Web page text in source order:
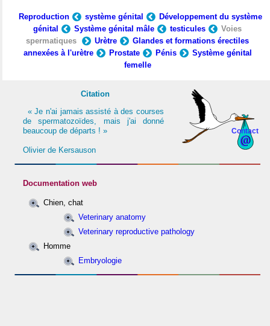
Reproduction système génital
Développement du système
génital
Système génital mâle testicules
Voies
spermatiques
Urètre
Glandes et formations érectiles
annexées à l'urètre
Prostate Pénis
Système génital
femelle
Contact
Citation
« Je n'ai jamais assisté à des courses
de spermatozoïdes, mais j'ai donné
beaucoup de départs ! »
Olivier de Kersauson
Documentation web
Chien, chat
Veterinary anatomy
Veterinary reproductive pathology
Homme
Embryologie